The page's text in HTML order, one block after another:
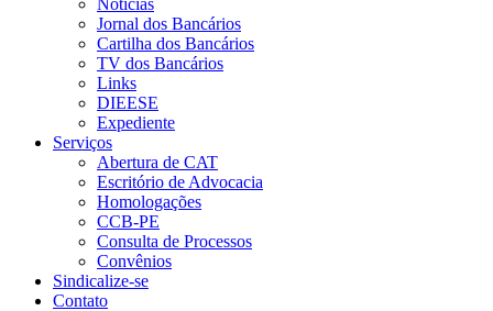
Notícias
Jornal dos Bancários
Cartilha dos Bancários
TV dos Bancários
Links
DIEESE
Expediente
Serviços
Abertura de CAT
Escritório de Advocacia
Homologações
CCB-PE
Consulta de Processos
Convênios
Sindicalize-se
Contato